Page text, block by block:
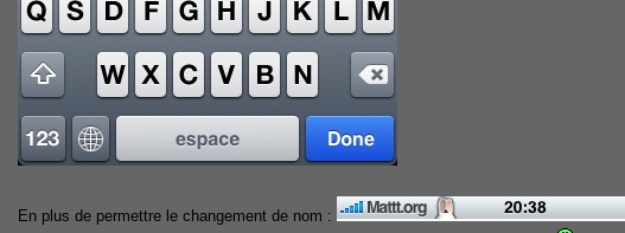
En plus de permettre le changement de nom :